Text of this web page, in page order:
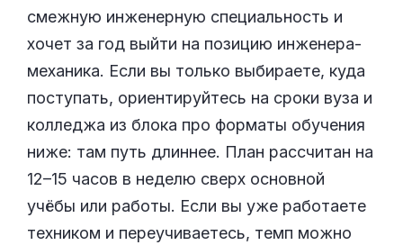
смежную инженерную специальность и
хочет за год выйти на позицию инженера-
механика. Если вы только выбираете, куда
поступать, ориентируйтесь на сроки вуза и
колледжа из блока про форматы обучения
ниже: там путь длиннее. План рассчитан на
12–15 часов в неделю сверх основной
учёбы или работы. Если вы уже работаете
техником и переучиваетесь, темп можно